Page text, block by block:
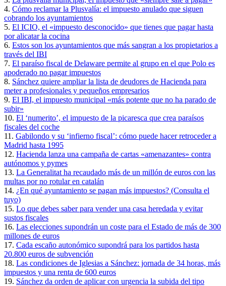
4. Cómo reclamar la Plusvalía: el impuesto anulado que siguen
cobrando los ayuntamientos
5. El ICIO, el «impuesto desconocido» que tienes que pagar hasta
por alicatar la cocina
6. Estos son los ayuntamientos que más sangran a los propietarios a
través del IBI
7. El paraíso fiscal de Delaware permite al grupo en el que Polo es
apoderado no pagar impuestos
8. Sánchez quiere ampliar la lista de deudores de Hacienda para
meter a profesionales y pequeños empresarios
9. El IBI, el impuesto municipal «más potente que no ha parado de
subir»
10. El ‘numerito’, el impuesto de la picaresca que crea paraísos
fiscales del coche
11. Gabilondo y su ‘infierno fiscal’: cómo puede hacer retroceder a
Madrid hasta 1995
12. Hacienda lanza una campaña de cartas «amenazantes» contra
autónomos y pymes
13. La Generalitat ha recaudado más de un millón de euros con las
multas por no rotular en catalán
14. ¿En qué ayuntamiento se pagan más impuestos? (Consulta el
tuyo)
15. Lo que debes saber para vender una casa heredada y evitar
sustos fiscales
16. Las elecciones supondrán un coste para el Estado de más de 300
millones de euros
17. Cada escaño autonómico supondrá para los partidos hasta
20.800 euros de subvención
18. Las condiciones de Iglesias a Sánchez: jornada de 34 horas, más
impuestos y una renta de 600 euros
19. Sánchez da orden de aplicar con urgencia la subida del tipo